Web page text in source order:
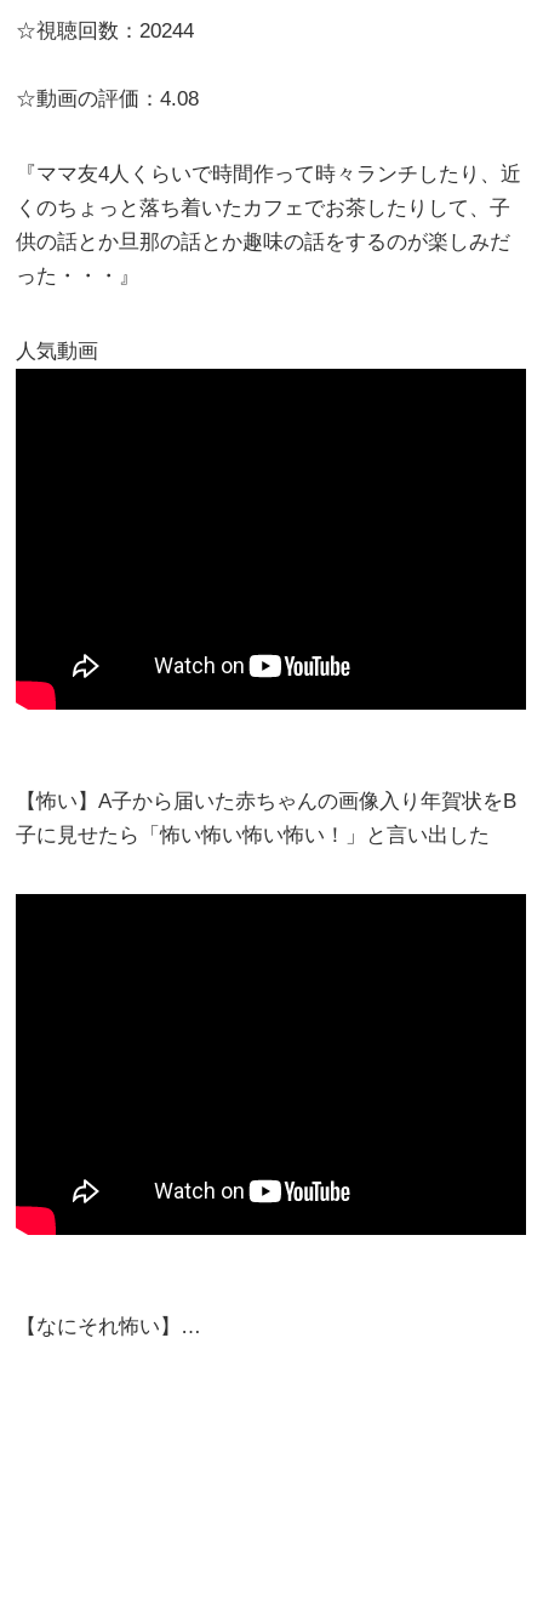
☆視聴回数：20244
☆動画の評価：4.08
『ママ友4人くらいで時間作って時々ランチしたり、近
くのちょっと落ち着いたカフェでお茶したりして、子
供の話とか旦那の話とか趣味の話をするのが楽しみだ
った・・・』
人気動画
【怖い】A子から届いた赤ちゃんの画像入り年賀状をB
子に見せたら「怖い怖い怖い怖い！」と言い出した
【なにそれ怖い】…